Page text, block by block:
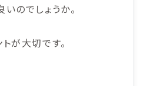
のでしょうか。
が大切です。